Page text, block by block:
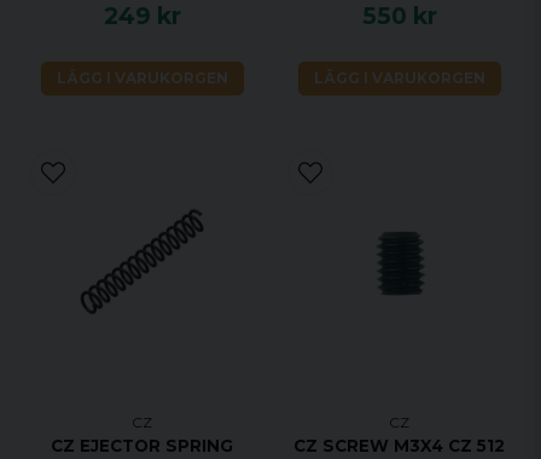
249 kr
LÄGG I VARUKORGEN
550 kr
LÄGG I VARUKORGEN
CZ
CZ EJECTOR SPRING
CZ
CZ SCREW M3X4 CZ 512